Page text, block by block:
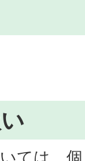
ては、